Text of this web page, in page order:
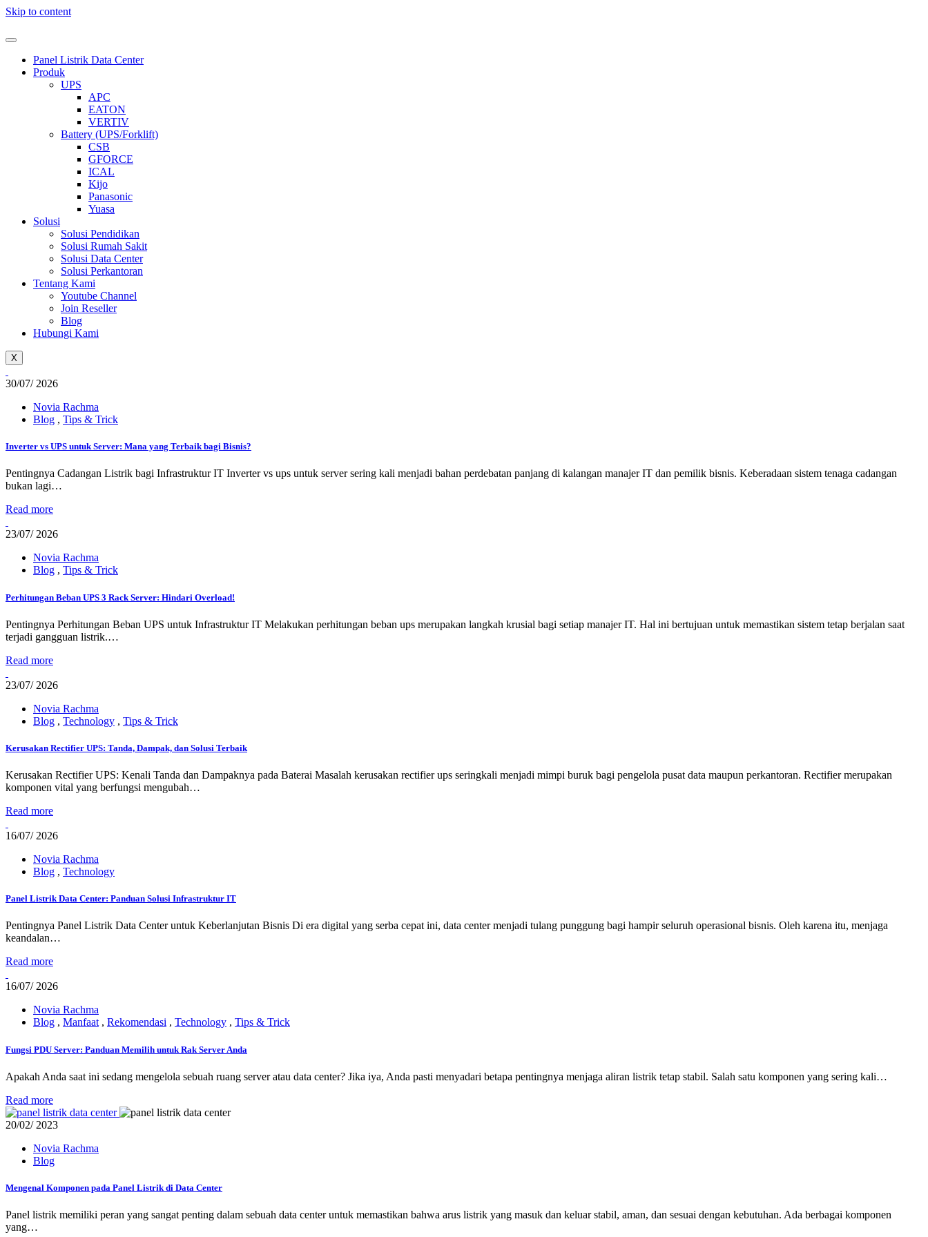
Skip to content
Panel Listrik Data Center
Produk
UPS
APC
EATON
VERTIV
Battery (UPS/Forklift)
CSB
GFORCE
ICAL
Kijo
Panasonic
Yuasa
Solusi
Solusi Pendidikan
Solusi Rumah Sakit
Solusi Data Center
Solusi Perkantoran
Tentang Kami
Youtube Channel
Join Reseller
Blog
Hubungi Kami
X
30/07/ 2026
Novia Rachma
Blog , Tips & Trick
Inverter vs UPS untuk Server: Mana yang Terbaik bagi Bisnis?
Pentingnya Cadangan Listrik bagi Infrastruktur IT Inverter vs ups untuk server sering kali menjadi bahan perdebatan panjang di kalangan manajer IT dan pemilik bisnis. Keberadaan sistem tenaga cadangan
bukan lagi…
Read more
23/07/ 2026
Novia Rachma
Blog , Tips & Trick
Perhitungan Beban UPS 3 Rack Server: Hindari Overload!
Pentingnya Perhitungan Beban UPS untuk Infrastruktur IT Melakukan perhitungan beban ups merupakan langkah krusial bagi setiap manajer IT. Hal ini bertujuan untuk memastikan sistem tetap berjalan saat
terjadi gangguan listrik.…
Read more
23/07/ 2026
Novia Rachma
Blog , Technology , Tips & Trick
Kerusakan Rectifier UPS: Tanda, Dampak, dan Solusi Terbaik
Kerusakan Rectifier UPS: Kenali Tanda dan Dampaknya pada Baterai Masalah kerusakan rectifier ups seringkali menjadi mimpi buruk bagi pengelola pusat data maupun perkantoran. Rectifier merupakan
komponen vital yang berfungsi mengubah…
Read more
16/07/ 2026
Novia Rachma
Blog , Technology
Panel Listrik Data Center: Panduan Solusi Infrastruktur IT
Pentingnya Panel Listrik Data Center untuk Keberlanjutan Bisnis Di era digital yang serba cepat ini, data center menjadi tulang punggung bagi hampir seluruh operasional bisnis. Oleh karena itu, menjaga
keandalan…
Read more
16/07/ 2026
Novia Rachma
Blog , Manfaat , Rekomendasi , Technology , Tips & Trick
Fungsi PDU Server: Panduan Memilih untuk Rak Server Anda
Apakah Anda saat ini sedang mengelola sebuah ruang server atau data center? Jika iya, Anda pasti menyadari betapa pentingnya menjaga aliran listrik tetap stabil. Salah satu komponen yang sering kali…
Read more
20/02/ 2023
Novia Rachma
Blog
Mengenal Komponen pada Panel Listrik di Data Center
Panel listrik memiliki peran yang sangat penting dalam sebuah data center untuk memastikan bahwa arus listrik yang masuk dan keluar stabil, aman, dan sesuai dengan kebutuhan. Ada berbagai komponen
yang…